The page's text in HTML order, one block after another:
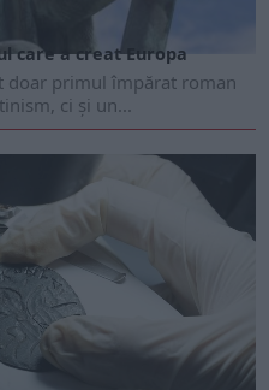
care a creat Europa
doar primul împărat roman
ci și un...